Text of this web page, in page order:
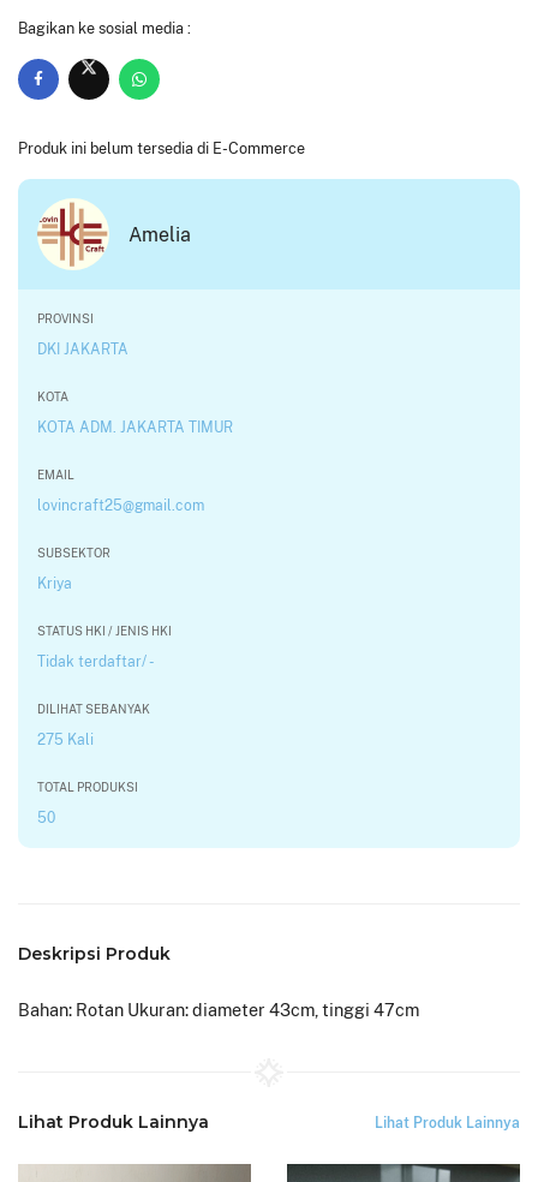
Bagikan ke sosial media :
Produk ini belum tersedia di E-Commerce
Amelia
PROVINSI
DKI JAKARTA
KOTA
KOTA ADM. JAKARTA TIMUR
EMAIL
lovincraft25@gmail.com
SUBSEKTOR
Kriya
STATUS HKI / JENIS HKI
Tidak terdaftar/ -
DILIHAT SEBANYAK
275 Kali
TOTAL PRODUKSI
50
Deskripsi Produk
Bahan: Rotan Ukuran: diameter 43cm, tinggi 47cm
Lihat Produk Lainnya Lihat Produk Lainnya